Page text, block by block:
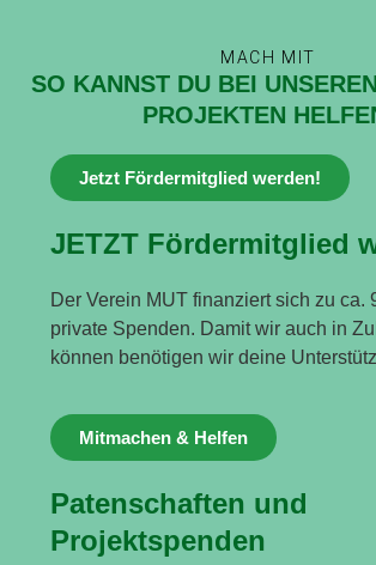
MACH MIT
SO KANNST DU BEI
PROJEKTEN
Jetzt Fördermitglied werden!
JETZT Fördermitglied
Der Verein MUT finanziert sich zu ca.
private Spenden. Damit wir auch in
können benötigen wir deine
Mitmachen & Helfen
Patenschaften und
Projektspenden